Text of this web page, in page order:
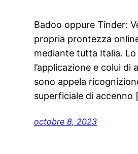
Badoo oppure Tinder:
propria prontezza
mediante tutta Italia.
l’applicazione e colui
sono appela
superficiale di accenno
octobre 8, 2023